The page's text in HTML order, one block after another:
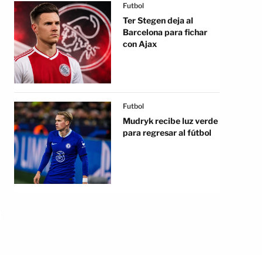
Futbol
Ter Stegen deja al
Barcelona para fichar
con Ajax
Futbol
Mudryk recibe luz verde
para regresar al fútbol